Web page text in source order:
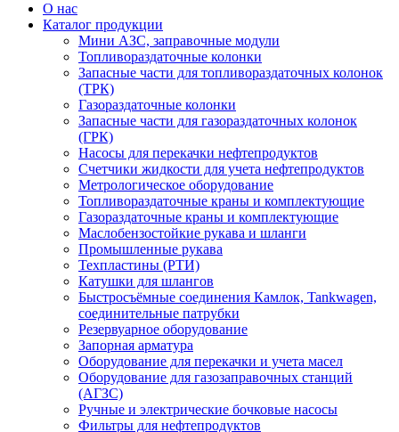
О нас
Каталог продукции
Мини АЗС, заправочные модули
Топливораздаточные колонки
Запасные части для топливораздаточных колонок
(ТРК)
Газораздаточные колонки
Запасные части для газораздаточных колонок
(ГРК)
Насосы для перекачки нефтепродуктов
Счетчики жидкости для учета нефтепродуктов
Метрологическое оборудование
Топливораздаточные краны и комплектующие
Газораздаточные краны и комплектующие
Маслобензостойкие рукава и шланги
Промышленные рукава
Техпластины (РТИ)
Катушки для шлангов
Быстросъёмные соединения Камлок, Tankwagen,
соединительные патрубки
Резервуарное оборудование
Запорная арматура
Оборудование для перекачки и учета масел
Оборудование для газозаправочных станций
(АГЗС)
Ручные и электрические бочковые насосы
Фильтры для нефтепродуктов